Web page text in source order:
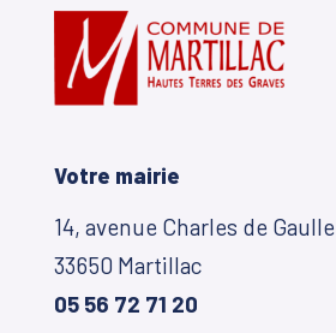
Votre mairie
14, avenue Charles de Gaulle
33650 Martillac
05 56 72 71 20